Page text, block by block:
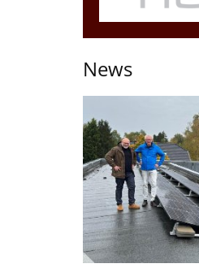
News